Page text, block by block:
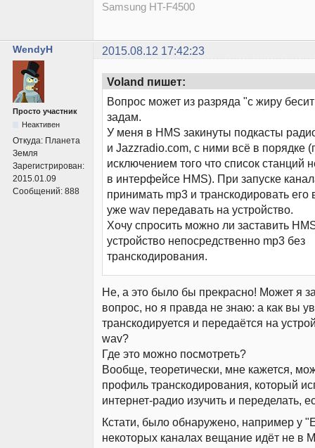
Samsung HT-F4500
WendyH 2015.08.12 17:42:23
Просто участник
Неактивен
Откуда: Планета
Земля
Зарегистрирован:
2015.01.09
Сообщений: 888
Voland пишет:
Вопрос может из разряда "с жиру
задам.
У меня в HMS закинуты подкасты
и Jazzradio.com, с ними всё в порядке
исключением того что список станций
в интерфейсе HMS). При запуске
принимать mp3 и транскодировать его
уже wav передавать на устройство.
Хочу спросить можно ли заставить
устройство непосредственно mp3 без
транскодирования.
Не, а это было бы прекрасно! Может я
вопрос, но я правда не знаю: а как вы
транскодируется и передаётся на
wav?
Где это можно посмотреть?
Вообще, теоретически, мне кажется,
профиль транскодирования, который
интернет-радио изучить и переделать,
Кстати, было обнаружено, например у
некоторых каналах вещание идёт не в